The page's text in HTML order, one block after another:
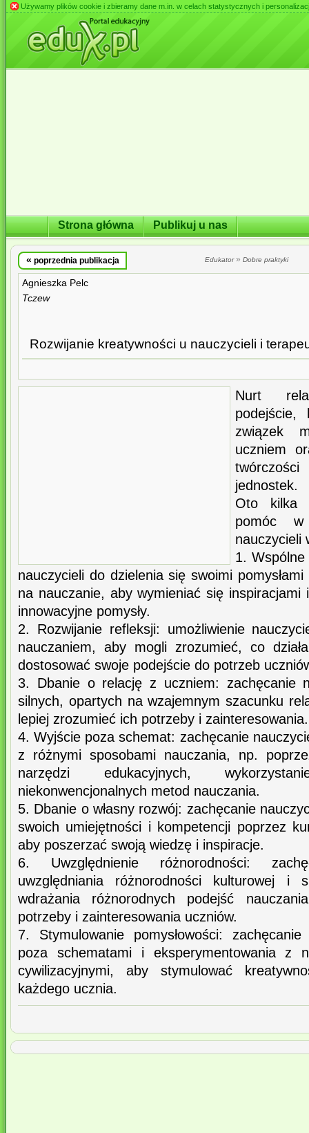
Używamy plików cookie i zbieramy dane m.in. w celach statystycznych i
Strona główna Publikuj u nas
« poprzednia publikacja Edukator» Dobre praktyki
Agnieszka Pelc
Tczew
Rozwijanie kreatywności u nauczycieli i
Nurt
podejście,
związek
uczniem
jednostek.
Oto kilka
pomóc w
nauczycieli
1.
nauczycieli do dzielenia się swoimi
na nauczanie, aby wymieniać się
innowacyjne pomysły.
2. Rozwijanie refleksji: umożliwienie
nauczaniem, aby mogli zrozumieć, co
dostosować swoje podejście do potrzeb
3. Dbanie o relację z uczniem: zachęcanie
silnych, opartych na wzajemnym szacunku
lepiej zrozumieć ich potrzeby i zainteresowania.
4. Wyjście poza schemat: zachęcanie
z różnymi sposobami nauczania, np.
narzędzi edukacyjnych,
niekonwencjonalnych metod nauczania.
5. Dbanie o własny rozwój: zachęcanie
swoich umiejętności i kompetencji poprzez
aby poszerzać swoją wiedzę i inspiracje.
6. Uwzględnienie różnorodności:
uwzględniania różnorodności kulturowej i
wdrażania różnorodnych podejść
potrzeby i zainteresowania uczniów.
7. Stymulowanie pomysłowości:
poza schematami i eksperymentowania z
cywilizacyjnymi, aby stymulować
każdego ucznia.